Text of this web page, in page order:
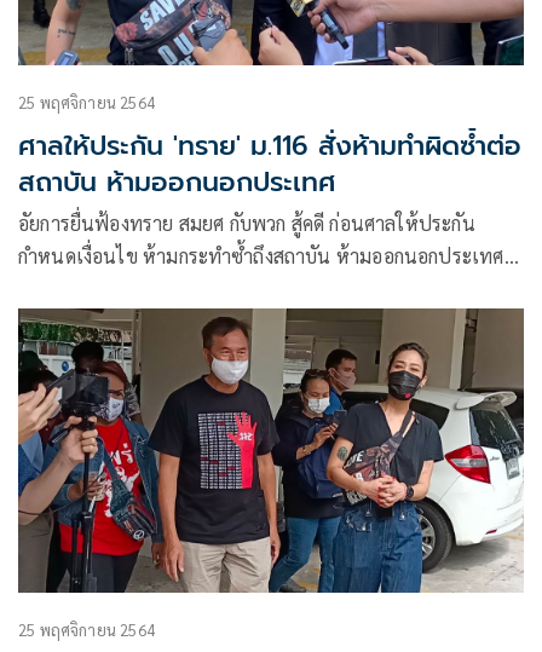
25 พฤศจิกายน 2564
ศาลให้ประกัน 'ทราย' ม.116 สั่งห้ามทำผิดซ้ำต่อ
สถาบัน ห้ามออกนอกประเทศ
อัยการยื่นฟ้องทราย สมยศ กับพวก สู้คดี ก่อนศาลให้ประกัน
กำหนดเงื่อนไข ห้ามกระทำซ้ำถึงสถาบัน ห้ามออกนอกประเทศ
25 พฤศจิกายน 2564